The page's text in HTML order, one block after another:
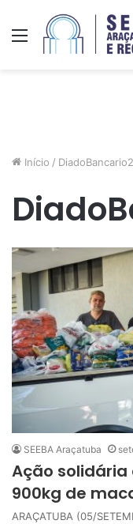
Menu
Início /
SEEBA Araçatuba
Ação
900kg de
ARAÇATUBA (05/